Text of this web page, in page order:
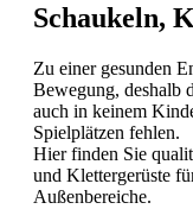
Schaukeln,
Zu einer gesunden
Bewegung, deshalb
auch in keinem
Spielplätzen fehlen.
Hier finden Sie
und Klettergerüste
Außenbereiche.